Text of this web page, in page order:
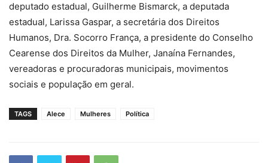
deputado estadual, Guilherme Bismarck, a deputada
estadual, Larissa Gaspar, a secretária dos Direitos
Humanos, Dra. Socorro França, a presidente do Conselho
Cearense dos Direitos da Mulher, Janaína Fernandes,
vereadoras e procuradoras municipais, movimentos
sociais e população em geral.
TAGS Alece Mulheres Política